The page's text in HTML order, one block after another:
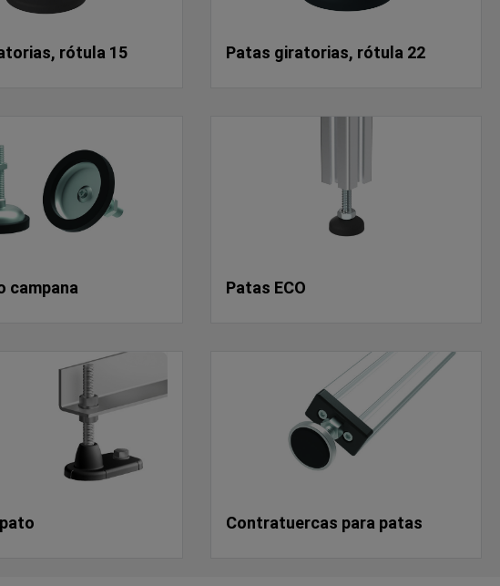
rótula 15 Patas giratorias, rótula 22
campana Patas ECO
Contratuercas para patas